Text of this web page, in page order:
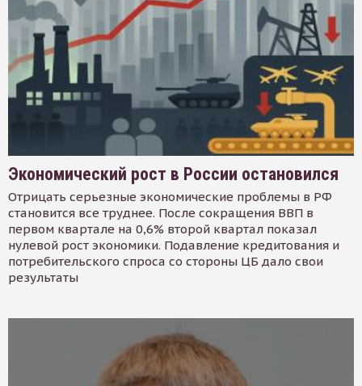
Экономический рост в России остановился
Отрицать серьезные экономические проблемы в РФ
становится все труднее. После сокращения ВВП в
первом квартале на 0,6% второй квартал показал
нулевой рост экономики. Подавление кредитования и
потребительского спроса со стороны ЦБ дало свои
результаты